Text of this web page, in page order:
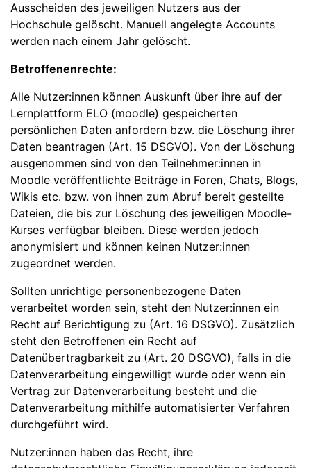
Ausscheiden des jeweiligen Nutzers aus der
Hochschule gelöscht. Manuell angelegte Accounts
werden nach einem Jahr gelöscht.
Betroffenenrechte:
Alle Nutzer:innen können Auskunft über ihre auf der
Lernplattform ELO (moodle) gespeicherten
persönlichen Daten anfordern bzw. die Löschung ihrer
Daten beantragen (Art. 15 DSGVO). Von der Löschung
ausgenommen sind von den Teilnehmer:innen in
Moodle veröffentlichte Beiträge in Foren, Chats, Blogs,
Wikis etc. bzw. von ihnen zum Abruf bereit gestellte
Dateien, die bis zur Löschung des jeweiligen Moodle-
Kurses verfügbar bleiben. Diese werden jedoch
anonymisiert und können keinen Nutzer:innen
zugeordnet werden.
Sollten unrichtige personenbezogene Daten
verarbeitet worden sein, steht den Nutzer:innen ein
Recht auf Berichtigung zu (Art. 16 DSGVO). Zusätzlich
steht den Betroffenen ein Recht auf
Datenübertragbarkeit zu (Art. 20 DSGVO), falls in die
Datenverarbeitung eingewilligt wurde oder wenn ein
Vertrag zur Datenverarbeitung besteht und die
Datenverarbeitung mithilfe automatisierter Verfahren
durchgeführt wird.
Nutzer:innen haben das Recht, ihre